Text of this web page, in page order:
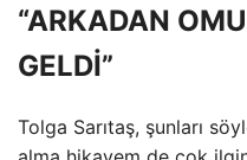
“ARKADAN
GELDİ”
Tolga Sarıtaş, şunları